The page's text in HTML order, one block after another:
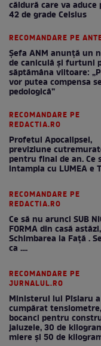
căldură care va aduce
42 de grade Celsius
RECOMANDARE PE
Șefa ANM anunță un
de caniculă și furtuni
săptămâna viitoare:
vor putea compensa
pedologică”
RECOMANDARE PE
REDACTIA.RO
Profetul Apocalipsei,
previziune
pentru final de an. Ce
intampla cu LUMEA e
RECOMANDARE PE
REDACTIA.RO
Ce să nu arunci SUB
FORMA din casă
Schimbarea la Față .
ca ....
RECOMANDARE PE
JURNALUL.RO
Ministerul lui Pîslaru a
cumpărat tensiometre,
bocanci pentru
jaluzele, 30 de
miere și 50 de